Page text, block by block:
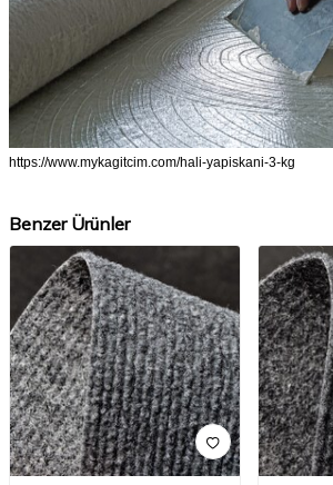
https://www.mykagitcim.com/hali-yapiskani-3-kg
Benzer Ürünler